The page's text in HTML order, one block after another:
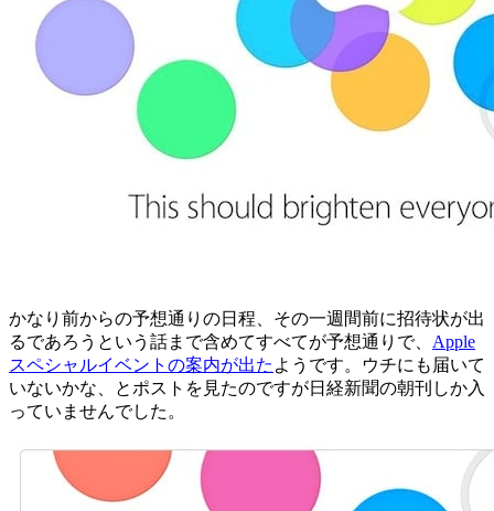
かなり前からの予想通りの日程、その一週間前に招待状が出
るであろうという話まで含めてすべてが予想通りで、 Apple
スペシャルイベントの案内が出た ようです。ウチにも届いて
いないかな、とポストを見たのですが日経新聞の朝刊しか入
っていませんでした。